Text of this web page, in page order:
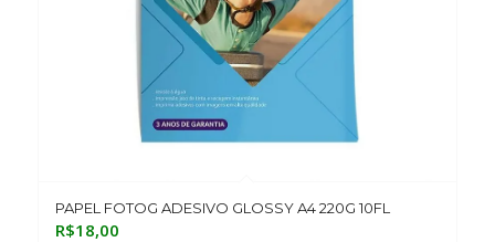
PAPEL FOTOG ADESIVO GLOSSY A4 220G 10FL
R$18,00